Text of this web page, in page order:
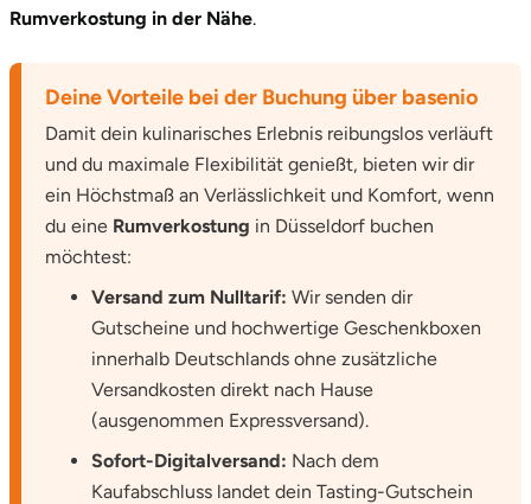
Rumverkostung in der Nähe.
Deine Vorteile bei der Buchung über basenio
Damit dein kulinarisches Erlebnis reibungslos verläuft
und du maximale Flexibilität genießt, bieten wir dir
ein Höchstmaß an Verlässlichkeit und Komfort, wenn
du eine Rumverkostung in Düsseldorf buchen
möchtest:
Versand zum Nulltarif: Wir senden dir
Gutscheine und hochwertige Geschenkboxen
innerhalb Deutschlands ohne zusätzliche
Versandkosten direkt nach Hause
(ausgenommen Expressversand).
Sofort-Digitalversand: Nach dem
Kaufabschluss landet dein Tasting-Gutschein
Oder-Spree
Oldenburg
Osnabrück
Ostholstein
Passau